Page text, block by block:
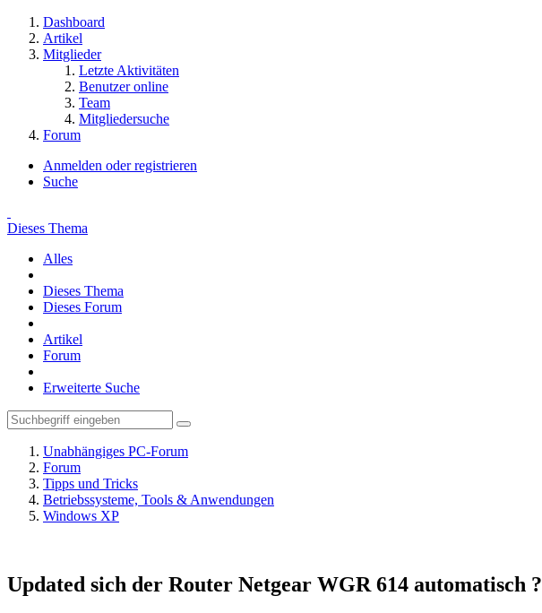
Dashboard
Artikel
Mitglieder
Letzte Aktivitäten
Benutzer online
Team
Mitgliedersuche
Forum
Anmelden oder registrieren
Suche
Dieses Thema
Alles
Dieses Thema
Dieses Forum
Artikel
Forum
Erweiterte Suche
Unabhängiges PC-Forum
Forum
Tipps und Tricks
Betriebssysteme, Tools & Anwendungen
Windows XP
Updated sich der Router Netgear WGR 614 automatisch ?